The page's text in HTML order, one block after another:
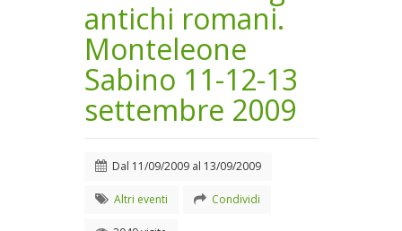
antichi romani.
Monteleone
Sabino 11-12-13
settembre 2009
Dal 11/09/2009 al 13/09/2009
Altri eventi Condividi